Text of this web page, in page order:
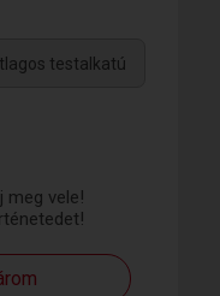
meg vele!
testalkatú